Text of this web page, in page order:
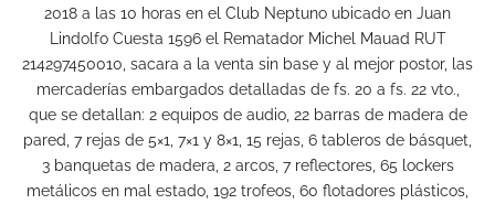
2018 a las 10 horas en el Club Neptuno ubicado en Juan
Lindolfo Cuesta 1596 el Rematador Michel Mauad RUT
214297450010, sacara a la venta sin base y al mejor postor, las
mercaderías embargados detalladas de fs. 20 a fs. 22 vto.,
que se detallan: 2 equipos de audio, 22 barras de madera de
pared, 7 rejas de 5×1, 7×1 y 8×1, 15 rejas, 6 tableros de básquet,
3 banquetas de madera, 2 arcos, 7 reflectores, 65 lockers
metálicos en mal estado, 192 trofeos, 60 flotadores plásticos,